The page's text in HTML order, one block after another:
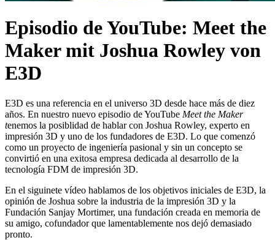
Episodio de YouTube: Meet the
Maker mit Joshua Rowley von
E3D
E3D es una referencia en el universo 3D desde hace más de diez
años. En nuestro nuevo episodio de YouTube Meet the Maker
tenemos la posiblidad de hablar con Joshua Rowley, experto en
impresión 3D y uno de los fundadores de E3D. Lo que comenzó
como un proyecto de ingeniería pasional y sin un concepto se
convirtió en una exitosa empresa dedicada al desarrollo de la
tecnología FDM de impresión 3D.
En el siguinete vídeo hablamos de los objetivos iniciales de E3D, la
opinión de Joshua sobre la industria de la impresión 3D y la
Fundación Sanjay Mortimer, una fundación creada en memoria de
su amigo, cofundador que lamentablemente nos dejó demasiado
pronto.